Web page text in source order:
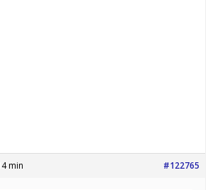
min #122765